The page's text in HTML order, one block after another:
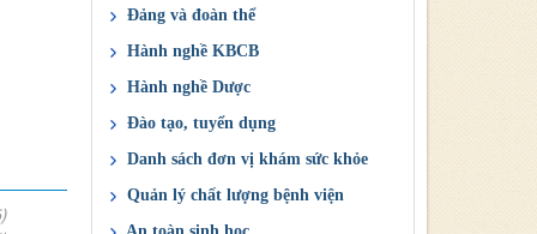
Chỉ đạo điều hành của ngành
Giá thuốc và dịch vụ
Kết quả đấu thầu
Đảng và đoàn thể
Công đoàn
Đảng
Đoàn Thanh niên
Hành nghề KBCB
Cấp CCHN KBCB
Cấp GPHĐ KBCB
Kế hoạch HD thực hành cấp CCHN KBCB
Danh sách đăng ký hành nghề tại cơ sở
KBCB
Hành nghề Dược
Giấy phép ĐĐK KD thuốc
Quản lý Dược
Cấp chứng chỉ hành nghề Dược
Đào tạo, tuyển dụng
Thông tin đào tạo, tuyển sinh
Thông tin tuyển dụng
Danh sách đơn vị khám sức khỏe
DS khám sức khỏe
Quản lý chất lượng bệnh viện
Báo cáo đánh giá chất lượng bệnh viện